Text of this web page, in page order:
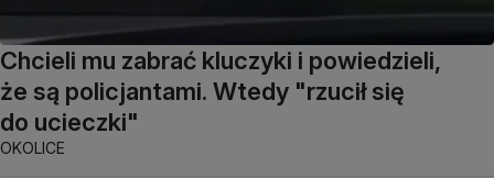
Chcieli mu zabrać kluczyki i powiedzieli,
że są policjantami. Wtedy "rzucił się
do ucieczki"
OKOLICE